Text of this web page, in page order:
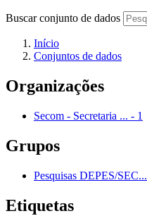
Buscar conjunto de dados
Início
Conjuntos de dados
Organizações
Secom - Secretaria ... - 1
Grupos
Pesquisas DEPES/SEC...
Etiquetas